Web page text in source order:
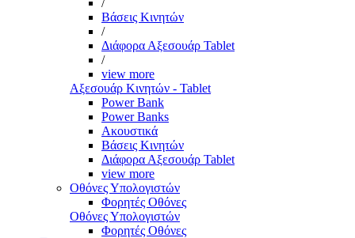
/
Βάσεις Κινητών
/
Διάφορα Αξεσουάρ Tablet
/
view more
Αξεσουάρ Κινητών - Tablet
Power Bank
Power Banks
Ακουστικά
Βάσεις Κινητών
Διάφορα Αξεσουάρ Tablet
view more
Οθόνες Υπολογιστών
Φορητές Οθόνες
Οθόνες Υπολογιστών
Φορητές Οθόνες